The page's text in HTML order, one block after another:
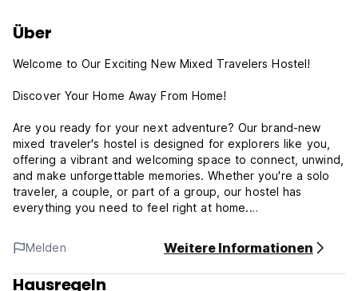
Über
Welcome to Our Exciting New Mixed Travelers Hostel!
Discover Your Home Away From Home!
Are you ready for your next adventure? Our brand-new
mixed traveler's hostel is designed for explorers like you,
offering a vibrant and welcoming space to connect, unwind,
and make unforgettable memories. Whether you're a solo
traveler, a couple, or part of a group, our hostel has
everything you need to feel right at home.
What We Offer:
- Stylish Private Rooms: Choose from a variety of
accommodations, including cozy twin-bed private rooms
Melden Weitere Informationen
Hausregeln